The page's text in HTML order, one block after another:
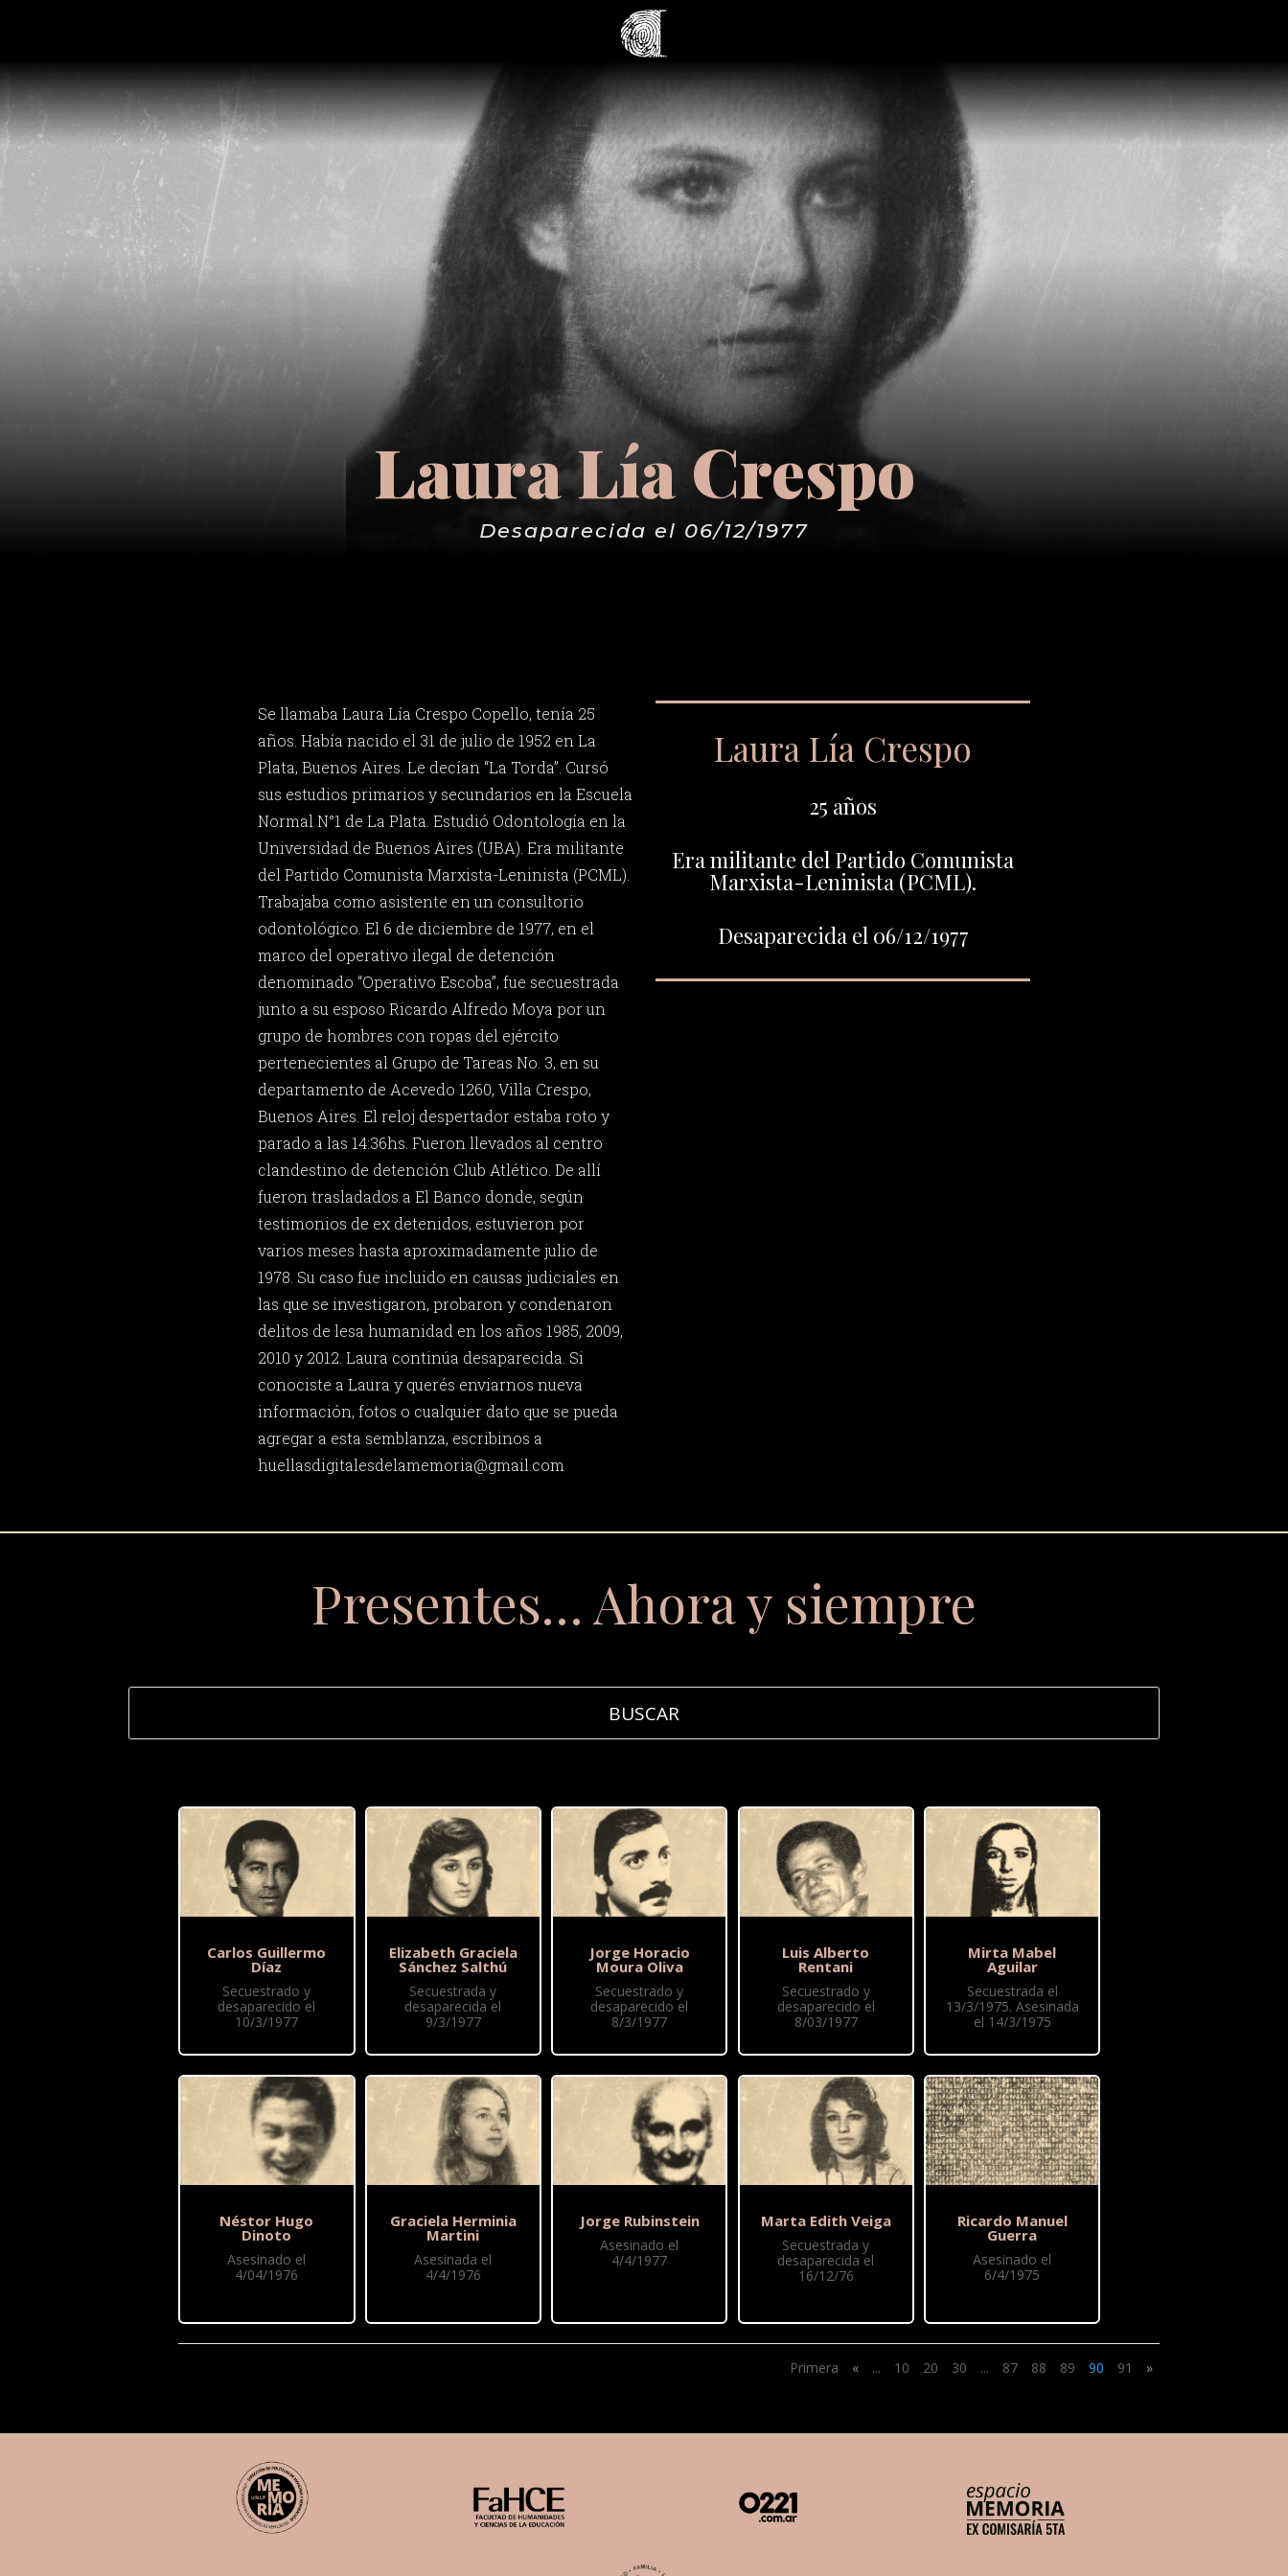
Laura Lía Crespo
Desaparecida el 06/12/1977
Se llamaba Laura Lía Crespo Copello, tenía 25
años. Había nacido el 31 de julio de 1952 en La
Plata, Buenos Aires. Le decían “La Torda”. Cursó
sus estudios primarios y secundarios en la Escuela
Normal N°1 de La Plata. Estudió Odontología en la
Universidad de Buenos Aires (UBA). Era militante
del Partido Comunista Marxista-Leninista (PCML).
Trabajaba como asistente en un consultorio
odontológico. El 6 de diciembre de 1977, en el
marco del operativo ilegal de detención
denominado “Operativo Escoba”, fue secuestrada
junto a su esposo Ricardo Alfredo Moya por un
grupo de hombres con ropas del ejército
pertenecientes al Grupo de Tareas No. 3, en su
departamento de Acevedo 1260, Villa Crespo,
Buenos Aires. El reloj despertador estaba roto y
parado a las 14:36hs. Fueron llevados al centro
clandestino de detención Club Atlético. De allí
fueron trasladados a El Banco donde, según
testimonios de ex detenidos, estuvieron por
varios meses hasta aproximadamente julio de
1978. Su caso fue incluido en causas judiciales en
las que se investigaron, probaron y condenaron
delitos de lesa humanidad en los años 1985, 2009,
2010 y 2012. Laura continúa desaparecida. Si
conociste a Laura y querés enviarnos nueva
información, fotos o cualquier dato que se pueda
agregar a esta semblanza, escribinos a
huellasdigitalesdelamemoria@gmail.com
Laura Lía Crespo
25 años
Era militante del Partido Comunista
Marxista-Leninista (PCML).
Desaparecida el 06/12/1977
Presentes… Ahora y siempre
Carlos Guillermo
Díaz
Secuestrado y
desaparecido el
10/3/1977
Néstor Hugo
Dinoto
Asesinado el
4/04/1976
Elizabeth Graciela
Sánchez Salthú
Secuestrada y
desaparecida el
9/3/1977
Graciela Herminia
Martini
Asesinada el
4/4/1976
Jorge Horacio
Moura Oliva
Secuestrado y
desaparecido el
8/3/1977
Jorge Rubinstein
Asesinado el
4/4/1977
Luis Alberto
Rentani
Secuestrado y
desaparecido el
8/03/1977
Marta Edith Veiga
Secuestrada y
desaparecida el
16/12/76
Mirta Mabel
Aguilar
Secuestrada el
13/3/1975. Asesinada
el 14/3/1975
Ricardo Manuel
Guerra
Asesinado el
6/4/1975
Primera « ... 10 20 30 ... 87 88 89 90 91 »